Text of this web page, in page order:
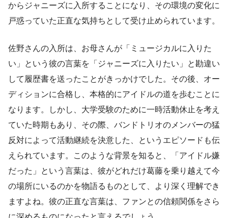
からジャニーズに入所することになり、その環境の変化に
戸惑っていた正直な気持ちとして受け止められています。
佐野さんの入所は、お母さんが「ミュージカルに入りた
い」という彼の言葉を「ジャニーズに入りたい」と勘違い
して履歴書を送ったことがきっかけでした。その後、オー
ディションに合格し、本格的にアイドルの道を歩むことに
なります。しかし、大学受験のために一時活動休止を考え
ていた時期もあり、その際、バンドトリオのメンバーの猛
反対によって活動継続を決意した、というエピソードも伝
えられています。このような背景を知ると、「アイドル嫌
だった」という言葉は、彼がどれだけ葛藤を乗り越えて今
の場所にいるのかを物語るものとして、より深く理解でき
ますよね。彼の正直な言葉は、ファンとの信頼関係をさら